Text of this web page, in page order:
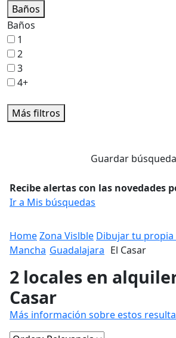
Baños
Baños
1
2
3
4+
Más filtros
Guardar búsqueda
Recibe alertas con las novedades
Ir a Mis búsquedas
HomeZona Vislble Dibujar tu propia
Mancha Guadalajara El Casar
2 locales en
Casar
Más información sobre estos